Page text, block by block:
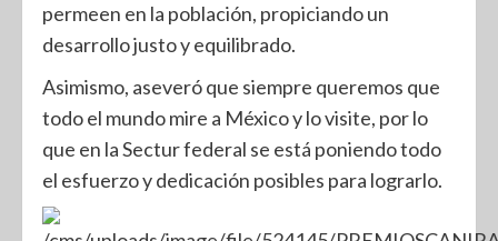
permeen en la población, propiciando un
desarrollo justo y equilibrado.
Asimismo, aseveró que siempre queremos que
todo el mundo mire a México y lo visite, por lo
que en la Sectur federal se está poniendo todo
el esfuerzo y dedicación posibles para lograrlo.